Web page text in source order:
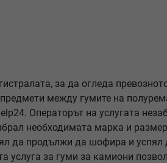
за да огледа
между гумите на
Операторът на услугата
необходимата марка и
да продължи да шофира и успял
услуга за гуми за камиони